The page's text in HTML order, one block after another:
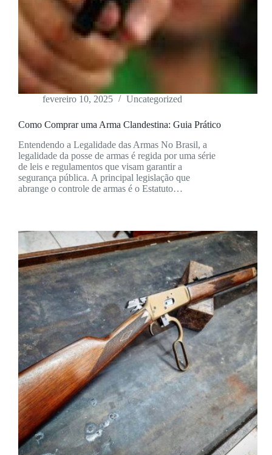
fevereiro 10, 2025 Uncategorized
Como Comprar uma Arma Clandestina: Guia Prático
Entendendo a Legalidade das Armas No Brasil, a
legalidade da posse de armas é regida por uma série
de leis e regulamentos que visam garantir a
segurança pública. A principal legislação que
abrange o controle de armas é o Estatuto…